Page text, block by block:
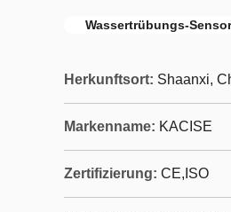
Wassertrübungs-Sensor
Herkunftsort: Shaanxi,
Markenname: KACISE
Zertifizierung: CE,ISO